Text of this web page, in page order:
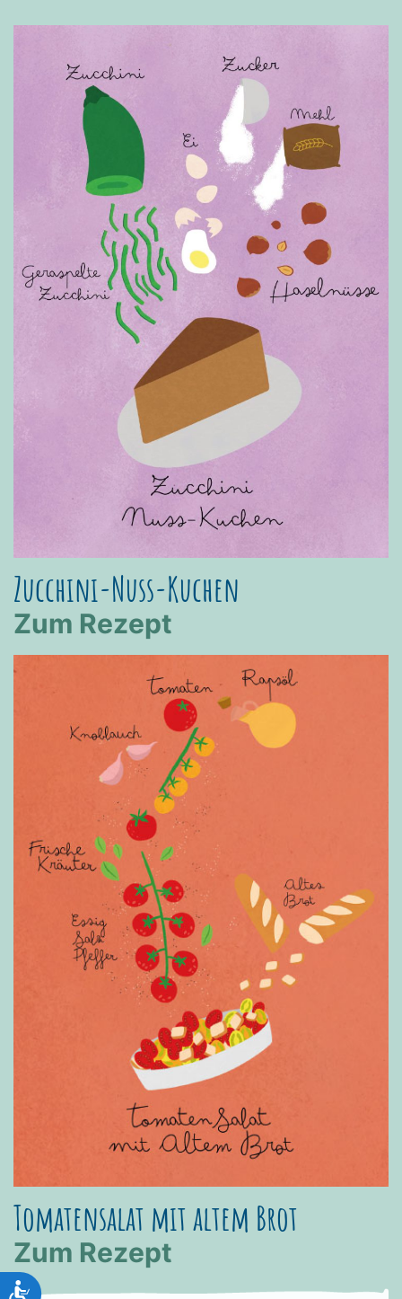
Barrierefreiheit
Zucchini-Nuss-Kuchen
Zum Rezept
Tomatensalat mit altem Brot
Zum Rezept